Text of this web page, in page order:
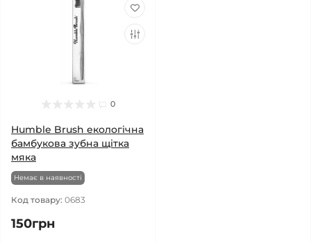
0
Humble Brush екологічна
бамбукова зубна щітка
мяка
Немає в наявності
Код товару: 0683
150грн